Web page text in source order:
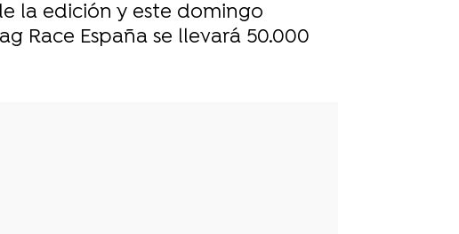
la edición y este domingo
Race España se llevará 50.000